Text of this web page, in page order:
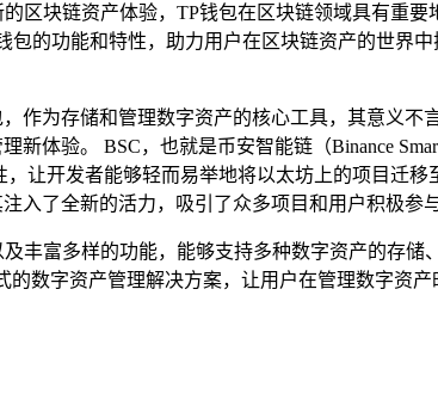
区块链资产体验，TP钱包在区块链领域具有重
的功能和特性，助力用户在区块链资产的世界
为存储和管理数字资产的核心工具，其意义不
体验。 BSC，也就是币安智能链（Binance
让开发者能够轻而易举地将以太坊上的项目迁移
入了全新的活力，吸引了众多项目和用户积极参与
丰富多样的功能，能够支持多种数字资产的存储
数字资产管理解决方案，让用户在管理数字资产